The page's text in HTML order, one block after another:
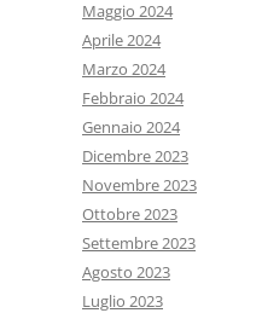
Maggio 2024
Aprile 2024
Marzo 2024
Febbraio 2024
Gennaio 2024
Dicembre 2023
Novembre 2023
Ottobre 2023
Settembre 2023
Agosto 2023
Luglio 2023